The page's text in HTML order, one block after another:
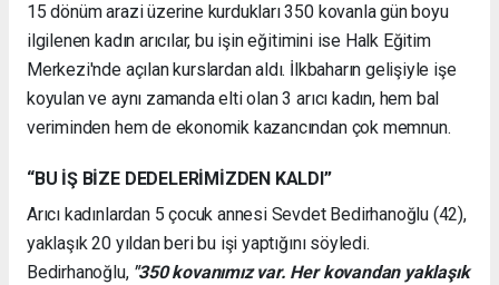
15 dönüm arazi üzerine kurdukları 350 kovanla gün boyu
ilgilenen kadın arıcılar, bu işin eğitimini ise Halk Eğitim
Merkezi'nde açılan kurslardan aldı. İlkbaharın gelişiyle işe
koyulan ve aynı zamanda elti olan 3 arıcı kadın, hem bal
veriminden hem de ekonomik kazancından çok memnun.
“BU İŞ BİZE DEDELERİMİZDEN KALDI”
Arıcı kadınlardan 5 çocuk annesi Sevdet Bedirhanoğlu (42),
yaklaşık 20 yıldan beri bu işi yaptığını söyledi.
Bedirhanoğlu, "350 kovanımız var. Her kovandan yaklaşık